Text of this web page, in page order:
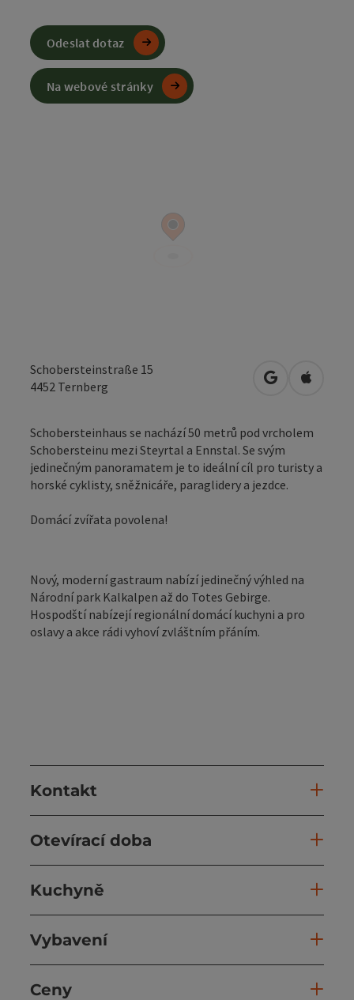
Schobersteinstraße 15
4452 Ternberg Otevřít vOtevřít
Schobersteinhaus se nachází 50 metrů pod vrcholem
Schobersteinu mezi Steyrtal a Ennstal. Se svým
jedinečným panoramatem je to ideální cíl pro turisty a
horské cyklisty, sněžnicáře, paraglidery a jezdce.
Domácí zvířata povolena!
Nový, moderní gastraum nabízí jedinečný výhled na
Národní park Kalkalpen až do Totes Gebirge.
Hospodští nabízejí regionální domácí kuchyni a pro
oslavy a akce rádi vyhoví zvláštním přáním.
Kontakt
Otevírací doba
Kuchyně
Vybavení
Ceny
Odeslat dotaz
Na webové stránky